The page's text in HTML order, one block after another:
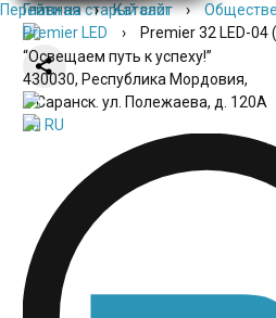
Перейти на старый сайт
“Освещаем путь к успеху!”
430030, Республика Мордовия,
г. Саранск. ул. Полежаева, д. 120А
EN RU
Главная › Каталог ›
Premier LED
› Premier 32 LED-04